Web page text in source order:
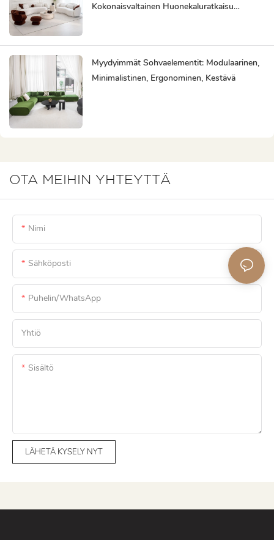
Kokonaisvaltainen Huonekaluratkaisu
Myydyimmät Sohvaelementit: Modulaarinen,
Minimalistinen, Ergonominen, Kestävä
OTA MEIHIN YHTEYTTÄ
Nimi
Sähköposti
Puhelin/WhatsApp
Yhtiö
Sisältö
LÄHETÄ KYSELY NYT